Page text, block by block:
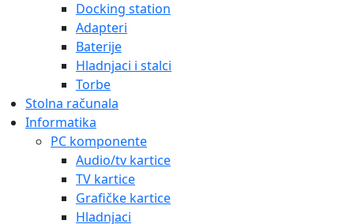
Docking station
Adapteri
Baterije
Hladnjaci i stalci
Torbe
Stolna računala
Informatika
PC komponente
Audio/tv kartice
TV kartice
Grafičke kartice
Hladnjaci